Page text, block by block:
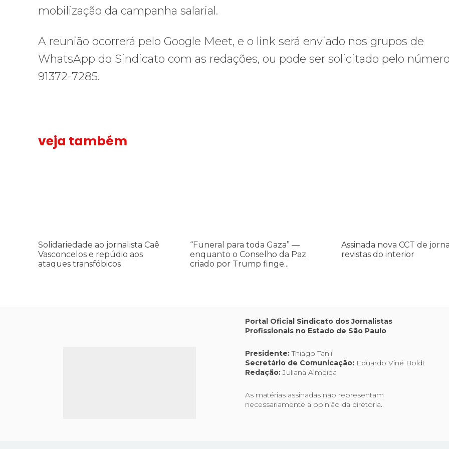
mobilização da campanha salarial.
A reunião ocorrerá pelo Google Meet, e o link será enviado nos grupos de
WhatsApp do Sindicato com as redações, ou pode ser solicitado pelo número
91372-7285.
veja também
ataques
transfóbicos
Solidariedade ao jornalista Caê
Vasconcelos e repúdio aos
ataques transfóbicos
da
Paz
criado
“Funeral para toda Gaza” —
enquanto o Conselho da Paz
criado por Trump finge...
interior
Assinada nova CCT de
revistas do interior
Portal Oficial Sindicato dos Jornalistas
Profissionais no Estado de São Paulo
Presidente:Thiago Tanji
Secretário de Comunicação: Eduardo Viné Boldt
Redação:Juliana Almeida
As matérias assinadas não representam
necessariamente a opinião da diretoria.